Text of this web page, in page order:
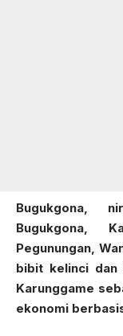
Bugukgona,
Bugukgona,
Pegunungan,
bibit kelinci dan
Karunggame
ekonomi